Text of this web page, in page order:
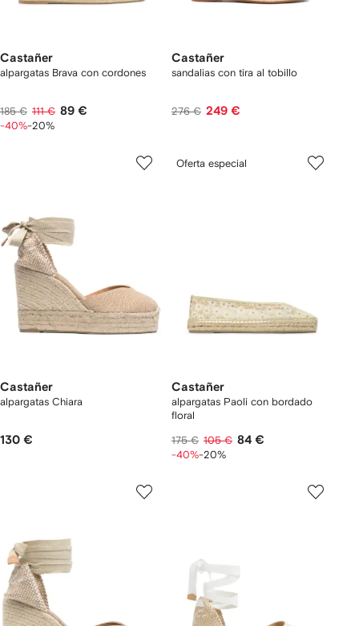
Castañer
alpargatas Brava con cordones
185 € 111 € 89 €
-40%-20%
Castañer
sandalias con tira al tobillo
276 € 249 €
Castañer
alpargatas Chiara
130 €
Oferta especial
Castañer
alpargatas Paoli con bordado
floral
175 € 105 € 84 €
-40%-20%